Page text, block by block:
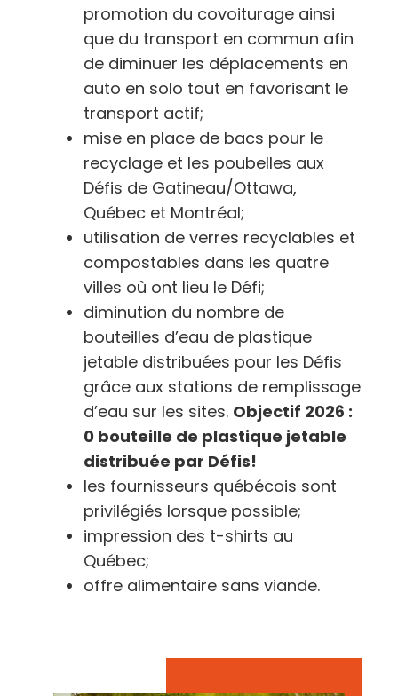
promotion du covoiturage ainsi
que du transport en commun afin
de diminuer les déplacements en
auto en solo tout en favorisant le
transport actif;
mise en place de bacs pour le
recyclage et les poubelles aux
Défis de Gatineau/Ottawa,
Québec et Montréal;
utilisation de verres recyclables et
compostables dans les quatre
villes où ont lieu le Défi;
diminution du nombre de
bouteilles d’eau de plastique
jetable distribuées pour les Défis
grâce aux stations de remplissage
d’eau sur les sites. Objectif 2026 :
0 bouteille de plastique jetable
distribuée par Défis!
les fournisseurs québécois sont
privilégiés lorsque possible;
impression des t-shirts au
Québec;
offre alimentaire sans viande.